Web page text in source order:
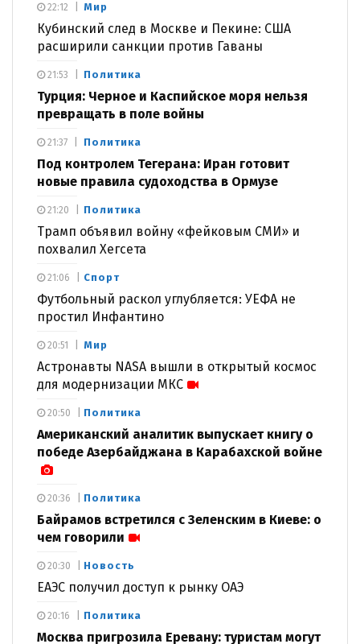
Мир
Кубинский след в Москве и Пекине: США
расширили санкции против Гаваны
22:12
Политика
Турция: Черное и Каспийское моря нельзя
превращать в поле войны
21:53
Политика
Под контролем Тегерана: Иран готовит
новые правила судоходства в Ормузе
21:37
Политика
Трамп объявил войну «фейковым СМИ» и
похвалил Хегсета
21:20
Спорт
Футбольный раскол углубляется: УЕФА не
простил Инфантино
21:06
Мир
Астронавты NASA вышли в открытый космос
для модернизации МКС
20:51
Политика
Американский аналитик выпускает книгу о
победе Азербайджана в Карабахской войне
20:50
Политика
Байрамов встретился с Зеленским в Киеве: о
чем говорили
20:36
Новость
ЕАЭС получил доступ к рынку ОАЭ
20:30
Политика
Москва пригрозила Еревану: туристам могут
20:16